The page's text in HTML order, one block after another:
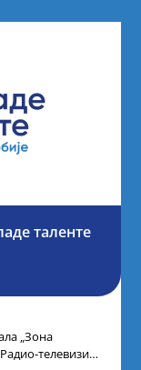
таленте
„Зона
телевизије